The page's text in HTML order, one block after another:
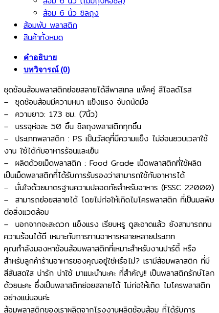
ส้อม 6 นิ้ว ซิลถุง
ส้อมพับ พลาสติก
สินค้าทั้งหมด
คำอธิบาย
บทวิจารณ์ (0)
ชุดช้อนส้อมพลาสติกย่อยสลายได้สีพาสเทล แพ็คคู่ สีโอลด์โรส
– ชุดช้อนส้อมมีความหนา แข็งแรง จับถนัดมือ
– ความยาว: 17.3 ซม. (7นิ้ว)
– บรรจุห่อละ 50 ชิ้น ซิลถุงพลาสติกทุกชิ้น
– ประเภทพลาสติก : PS เป็นวัสดุที่มีความแข็ง ไม่อ่อนยวบเวลาใช้
งาน ใช้ได้กับอาหารร้อนและเย็น
– ผลิตด้วยเม็ดพลาสติก : Food Grade เม็ดพลาสติกที่ใช้ผลิต
เป็นเม็ดพลาสติกที่ได้รับการรับรองว่าสามารถใช้กับอาหารได้
– มั่นใจด้วยมาตรฐานความปลอดภัยสำหรับอาหาร (FSSC 22000)
– สามารถย่อยสลายได้ โดยไม่ก่อให้เกิดไมโครพลาสติก ที่เป็นมลพิษ
ต่อสิ่งแวดล้อม
– นอกจากจะสะดวก แข็งแรง เรียบหรู ดูสะอาดแล้ว ยังสามารถทน
ความร้อนได้ดี เหมาะกับการทานอาหารหลายหลายประเภท
คุณกำลังมองหาช้อนส้อมพลาสติกที่เหมาะสำหรับงานปาร์ตี้ หรือ
สำหรับลูกค้าร้านอาหารของคุณอยู่ใช่หรือไม่? เรามีส้อมพลาสติก ที่มี
สีสันสดใส น่ารัก น่าใช้ มาแนะนำนะคะ ที่สำคัญ!! เป็นพลาสติกรักษ์โลก
ด้วยนะคะ ซึ่งเป็นพลาสติกย่อยสลายได้ ไม่ก่อให้เกิด ไมโครพลาสติก
อย่างแน่นอนค่ะ
ส้อมพลาสติกของเราผลิตจากโรงงานผลิตช้อนส้อม ที่ได้รับการ